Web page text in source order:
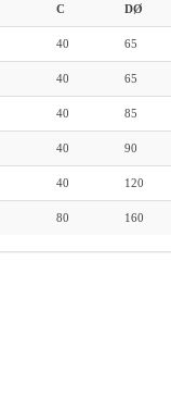
C DØ
40 65
40 65
40 85
40 90
40 120
80 160